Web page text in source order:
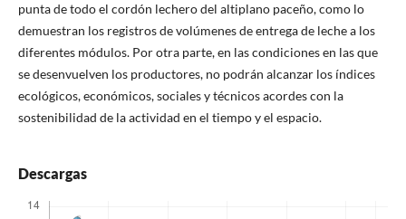
punta de todo el cordón lechero del altiplano paceño, como lo
demuestran los registros de volúmenes de entrega de leche a los
diferentes módulos. Por otra parte, en las condiciones en las que
se desenvuelven los productores, no podrán alcanzar los índices
ecológicos, económicos, sociales y técnicos acordes con la
sostenibilidad de la actividad en el tiempo y el espacio.
Descargas